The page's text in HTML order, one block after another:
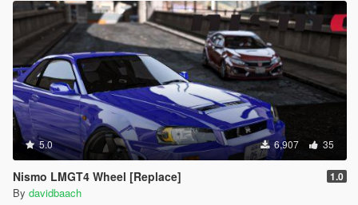
5.0 6,907 35
Nismo LMGT4 Wheel [Replace] 1.0
By davidbaach